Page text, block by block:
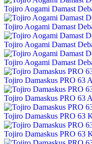
Tojiro Aogami Damast
Tojiro Aogami Damast
Tojiro Aogami Damast
Tojiro Aogami Damast
Tojiro Damaskus PRO 63
Tojiro Damaskus PRO 63
Tojiro Damaskus PRO 63
Tojiro Damaskus PRO 63